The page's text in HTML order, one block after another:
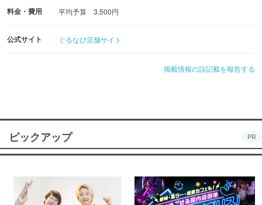
料金・費用 平均予算 3,500円
公式サイト ぐるなび店舗サイト
掲載情報の誤記載を報告する
ピックアップ PR